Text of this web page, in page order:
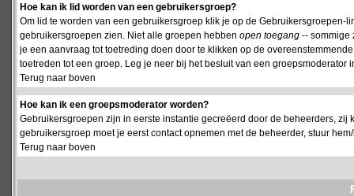
Hoe kan ik lid worden van een gebruikersgroep?
Om lid te worden van een gebruikersgroep klik je op de
gebruikersgroepen zien. Niet alle groepen hebben open toegang -- sommige
je een aanvraag tot toetreding doen door te klikken op de
toetreden tot een groep. Leg je neer bij het besluit van een
Terug naar boven
Hoe kan ik een groepsmoderator worden?
Gebruikersgroepen zijn in eerste instantie gecreëerd door de beheerders,
gebruikersgroep moet je eerst contact opnemen met de beheerder, stuur
Terug naar boven